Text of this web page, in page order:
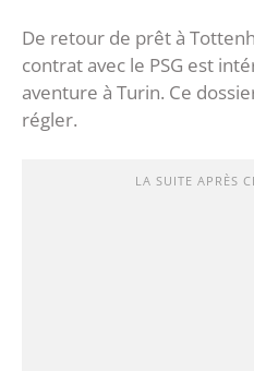
De retour de prêt à
contrat avec le PSG est
aventure à Turin. Ce
régler.
LA SUITE APRÈS